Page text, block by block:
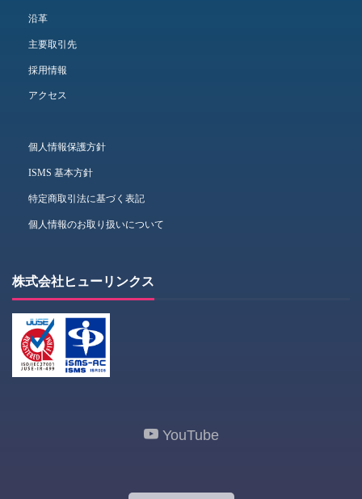
沿革
主要取引先
採用情報
アクセス
個人情報保護方針
ISMS 基本方針
特定商取引法に基づく表記
個人情報のお取り扱いについて
株式会社ヒューリンクス
YouTube